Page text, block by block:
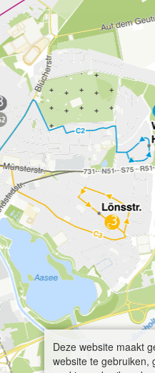
Deze website maakt
website te gebruiken,